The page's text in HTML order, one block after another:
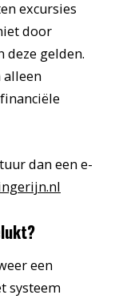
excursies
door
deze gelden.
alleen
dan een e-
een
systeem